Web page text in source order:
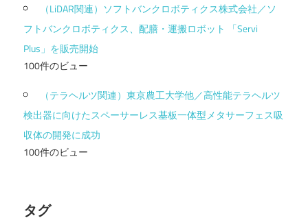
（LiDAR関連）ソフトバンクロボティクス株式会社／ソ
フトバンクロボティクス、配膳・運搬ロボット 「Servi
Plus」を販売開始
100件のビュー
（テラヘルツ関連）東京農工大学他／高性能テラヘルツ
検出器に向けたスペーサーレス基板一体型メタサーフェス吸
収体の開発に成功
100件のビュー
タグ